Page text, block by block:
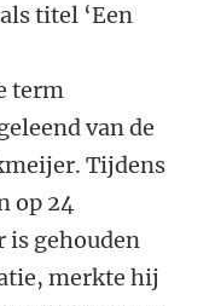
titel ‘Een
term
van de
Tijdens
op 24
is gehouden
merkte hij